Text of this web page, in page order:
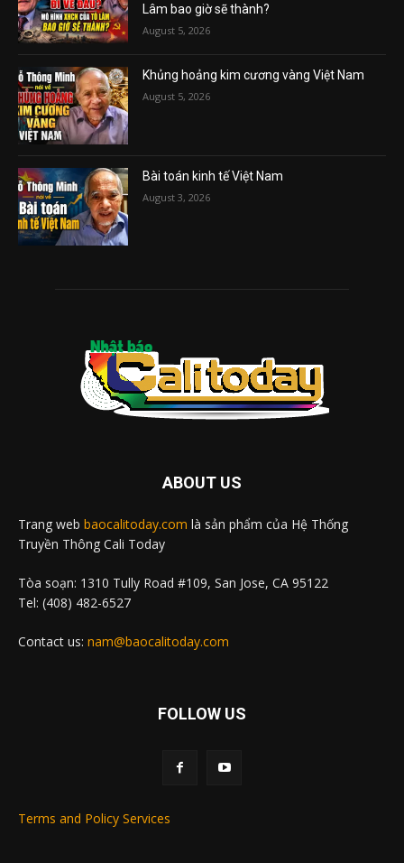
Lâm bao giờ sẽ thành?
August 5, 2026
Khủng hoảng kim cương vàng Việt Nam
August 5, 2026
Bài toán kinh tế Việt Nam
August 3, 2026
ABOUT US
Trang web baocalitoday.com là sản phẩm của Hệ Thống
Truyền Thông Cali Today
Tòa soạn: 1310 Tully Road #109, San Jose, CA 95122
Tel: (408) 482-6527
Contact us: nam@baocalitoday.com
FOLLOW US
Terms and Policy Services